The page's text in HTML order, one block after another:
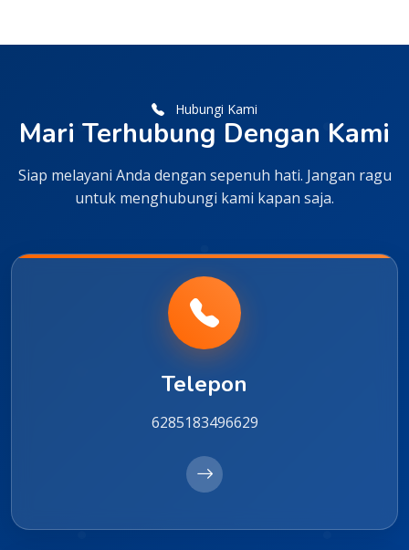
Hubungi Kami
Mari Terhubung Dengan Kami
Siap melayani Anda dengan sepenuh hati. Jangan ragu
untuk menghubungi kami kapan saja.
Telepon
6285183496629